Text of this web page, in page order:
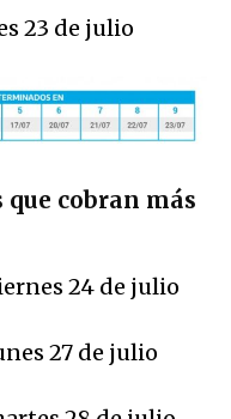
23 de julio
que cobran más
24 de julio
27 de julio